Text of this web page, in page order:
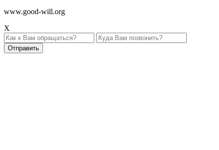
www.good-will.org
X
Отправить